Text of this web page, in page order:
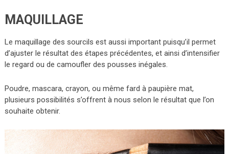
MAQUILLAGE
Le maquillage des sourcils est aussi important puisqu’il permet
d’ajuster le résultat des étapes précédentes, et ainsi d’intensifier
le regard ou de camoufler des pousses inégales.
Poudre, mascara, crayon, ou même fard à paupière mat,
plusieurs possibilités s’offrent à nous selon le résultat que l’on
souhaite obtenir.